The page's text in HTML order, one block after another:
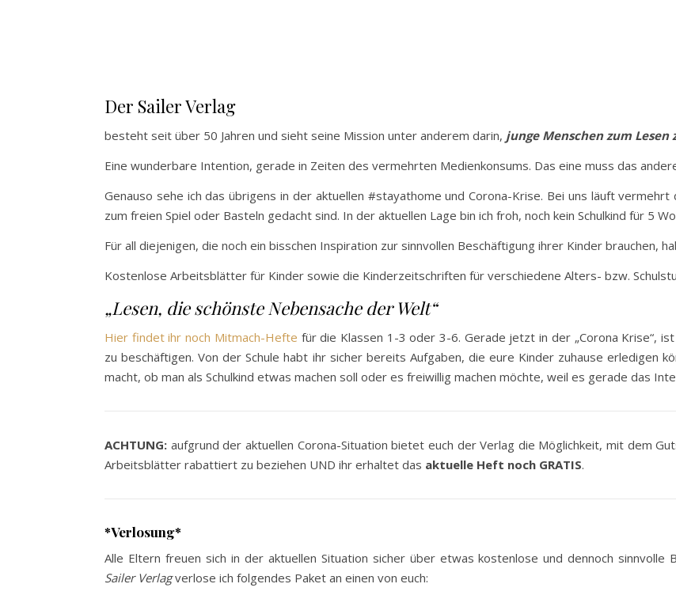
Der Sailer Verlag
besteht seit über 50 Jahren und sieht seine Mission unter anderem darin, junge Menschen zum Lesen
Eine wunderbare Intention, gerade in Zeiten des vermehrten Medienkonsums. Das eine muss das
Genauso sehe ich das übrigens in der aktuellen #stayathome und Corona-Krise. Bei uns läuft
zum freien Spiel oder Basteln gedacht sind. In der aktuellen Lage bin ich froh, noch kein Schulkind für 5
Für all diejenigen, die noch ein bisschen Inspiration zur sinnvollen Beschäftigung ihrer Kinder brauchen,
Kostenlose Arbeitsblätter für Kinder sowie die Kinderzeitschriften für verschiedene Alters- bzw.
„Lesen, die schönste Nebensache der Welt“
Hier findet ihr noch Mitmach-Hefte für die Klassen 1-3 oder 3-6. Gerade jetzt in der „Corona Krise“,
zu beschäftigen. Von der Schule habt ihr sicher bereits Aufgaben, die eure Kinder zuhause erledigen
macht, ob man als Schulkind etwas machen soll oder es freiwillig machen möchte, weil es gerade das
ACHTUNG: aufgrund der aktuellen Corona-Situation bietet euch der Verlag die Möglichkeit, mit dem
Arbeitsblätter rabattiert zu beziehen UND ihr erhaltet das aktuelle Heft noch GRATIS.
*Verlosung*
Alle Eltern freuen sich in der aktuellen Situation sicher über etwas kostenlose und dennoch
Sailer Verlagverlose ich folgendes Paket an einen von euch: